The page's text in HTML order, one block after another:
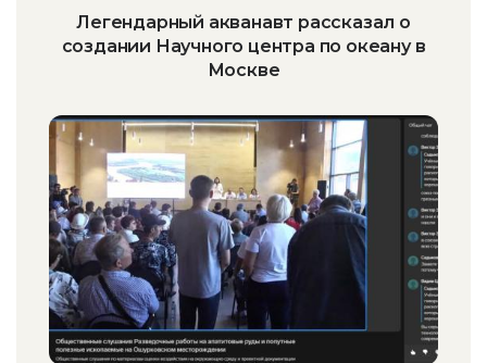
Легендарный акванавт рассказал о
создании Научного центра по океану в
Москве